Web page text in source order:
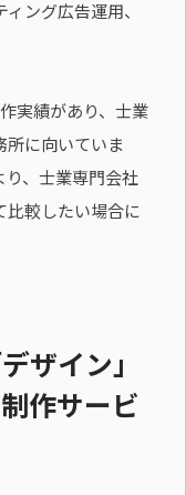
ング広告運用、
実績があり、士業
所に向いていま
り、士業専門会社
比較したい場合に
ザイン」
作サービ